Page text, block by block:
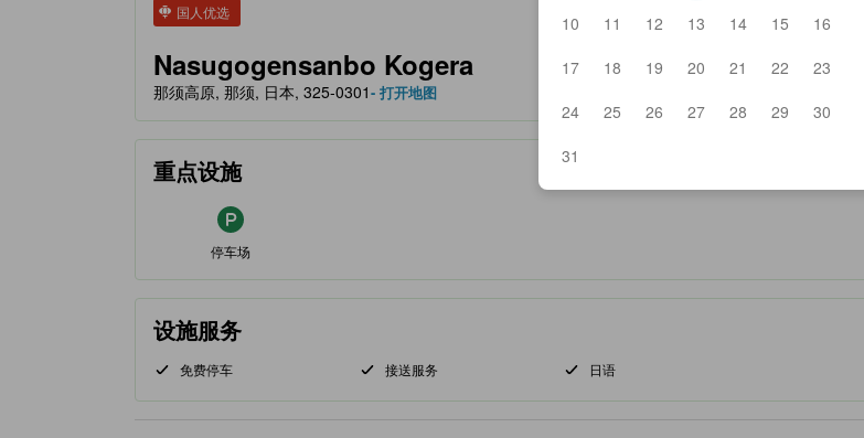
10
11 12 13 14 15
16
17
18 19 20 21 22
23
24
25 26 27 28 29
30
31
国人优选
Nasugogensanbo Kogera
那须高原, 那须, 日本, 325-0301- 打开地图
重点设施
停车场
设施服务
免费停车 接送服务 日语